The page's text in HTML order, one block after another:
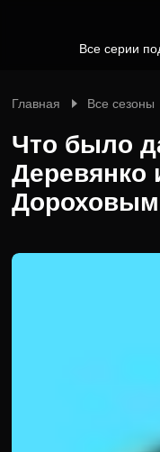
Все серии
Главная Все сезоны
Что было
Деревянко
Дороховым